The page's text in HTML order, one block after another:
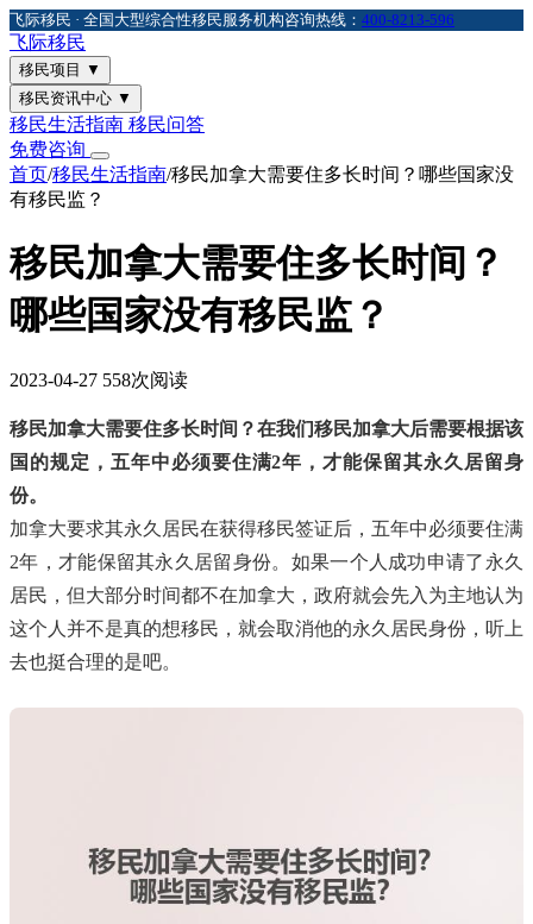
飞际移民 · 全国大型综合性移民服务机构咨询热线： 400-8213-596
飞际移民
移民项目 ▼
移民资讯中心 ▼
移民生活指南 移民问答
免费咨询
首页/移民生活指南/移民加拿大需要住多长时间？哪些国家没
有移民监？
移民加拿大需要住多长时间？
哪些国家没有移民监？
2023-04-27 558次阅读
移民加拿大需要住多长时间？在我们移民加拿大后需要根据该
国的规定，五年中必须要住满2年，才能保留其永久居留身
份。
加拿大要求其永久居民在获得移民签证后，五年中必须要住满
2年，才能保留其永久居留身份。如果一个人成功申请了永久
居民，但大部分时间都不在加拿大，政府就会先入为主地认为
这个人并不是真的想移民，就会取消他的永久居民身份，听上
去也挺合理的是吧。